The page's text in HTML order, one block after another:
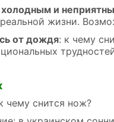
и
жизни.
от дождя: к чему
чему снится нож?